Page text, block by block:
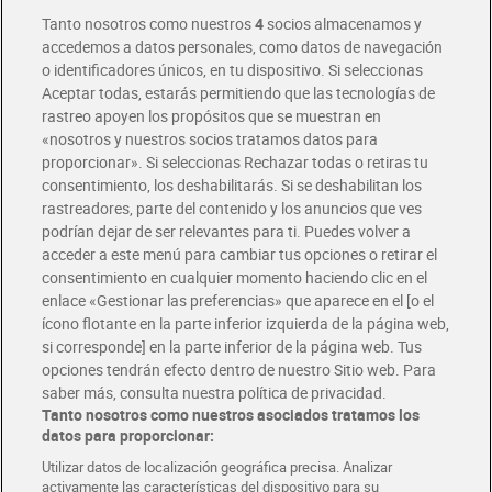
Envío gratis por compras superiores a 100€
Envío estandar por 4,99€
Glovo y Uber Eats
Solicita tu factura de Glovo o Uber Eats
Únete al CLUB Dia
Disfruta las ventajas y ofertas exclusivas.
Descárgate la APP Dia
Folletos y Tiendas
Descubre las mejores ofertas y busca tu tienda más cercana
Tarjeta MaX Dia
Te devuelve hasta 8€/mes de tus compras.
¡Solicita tu tarjeta de crédito aquí!
Tanto nosotros como nuestros4socios almacenamos y
accedemos a datos personales, como datos de navegación
o identificadores únicos, en tu dispositivo. Si seleccionas
Aceptar todas, estarás permitiendo que las tecnologías de
rastreo apoyen los propósitos que se muestran en
«nosotros y nuestros socios tratamos datos para
proporcionar». Si seleccionas Rechazar todas o retiras tu
consentimiento, los deshabilitarás. Si se deshabilitan los
rastreadores, parte del contenido y los anuncios que ves
podrían dejar de ser relevantes para ti. Puedes volver a
acceder a este menú para cambiar tus opciones o retirar el
consentimiento en cualquier momento haciendo clic en el
enlace «Gestionar las preferencias» que aparece en el [o el
ícono flotante en la parte inferior izquierda de la página web,
si corresponde] en la parte inferior de la página web. Tus
opciones tendrán efecto dentro de nuestro Sitio web. Para
saber más, consulta nuestra política de privacidad.
Tanto nosotros como nuestros asociados tratamos los
datos para proporcionar:
Utilizar datos de localización geográfica precisa. Analizar
activamente las características del dispositivo para su